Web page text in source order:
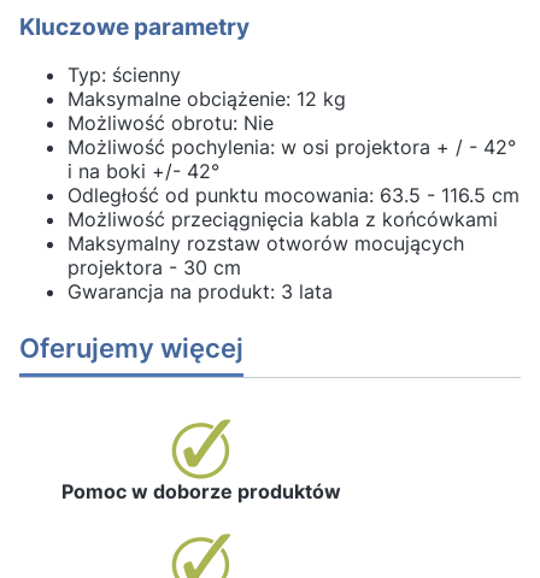
Kluczowe parametry
Typ: ścienny
Maksymalne obciążenie: 12 kg
Możliwość obrotu: Nie
Możliwość pochylenia: w osi projektora + / - 42°
i na boki +/- 42°
Odległość od punktu mocowania: 63.5 - 116.5 cm
Możliwość przeciągnięcia kabla z końcówkami
Maksymalny rozstaw otworów mocujących
projektora - 30 cm
Gwarancja na produkt: 3 lata
Oferujemy więcej
Pomoc w doborze produktów